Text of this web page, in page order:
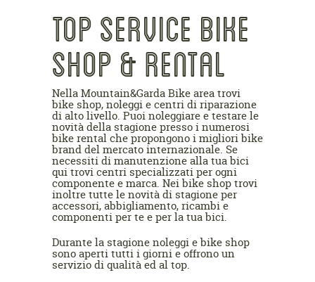
TOP SERVICE BIKE
SHOP & RENTAL
Nella Mountain&Garda Bike area trovi
bike shop, noleggi e centri di riparazione
di alto livello. Puoi noleggiare e testare le
novità della stagione presso i numerosi
bike rental che propongono i migliori bike
brand del mercato internazionale. Se
necessiti di manutenzione alla tua bici
qui trovi centri specializzati per ogni
componente e marca. Nei bike shop trovi
inoltre tutte le novità di stagione per
accessori, abbigliamento, ricambi e
componenti per te e per la tua bici.
Durante la stagione noleggi e bike shop
sono aperti tutti i giorni e offrono un
servizio di qualità ed al top.